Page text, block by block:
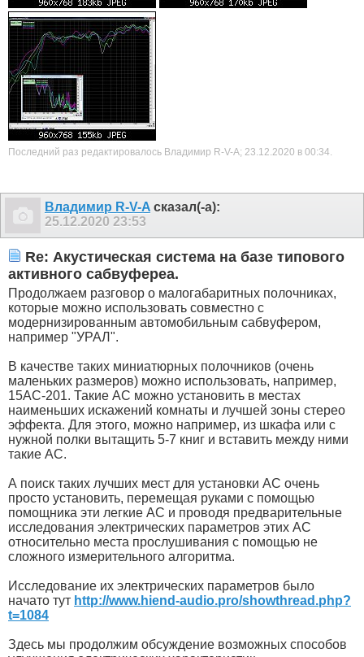
Последний раз редактировалось Владимир R-V-A; 23.12.2020 в 00:34.
Владимир R-V-A сказал(-а):
25.12.2020 23:53
Re: Акустическая система на базе типового
активного сабвуфереа.
Продолжаем разговор о малогабаритных полочниках,
которые можно использовать совместно с
модернизированным автомобильным сабвуфером,
например "УРАЛ".
В качестве таких миниатюрных полочников (очень
маленьких размеров) можно использовать, например,
15АС-201. Такие АС можно установить в местах
наименьших искажений комнаты и лучшей зоны стерео
эффекта. Для этого, можно например, из шкафа или с
нужной полки вытащить 5-7 книг и вставить между ними
такие АС.
А поиск таких лучших мест для установки АС очень
просто установить, перемещая руками с помощью
помощника эти легкие АС и проводя предварительные
исследования электрических параметров этих АС
относительно места прослушивания с помощью не
сложного измерительного алгоритма.
Исследование их электрических параметров было
начато тут http://www.hiend-audio.pro/showthread.php?
t=1084
Здесь мы продолжим обсуждение возможных способов